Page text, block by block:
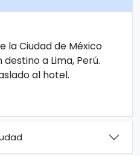
la Ciudad de México
a Lima, Perú.
al hotel.